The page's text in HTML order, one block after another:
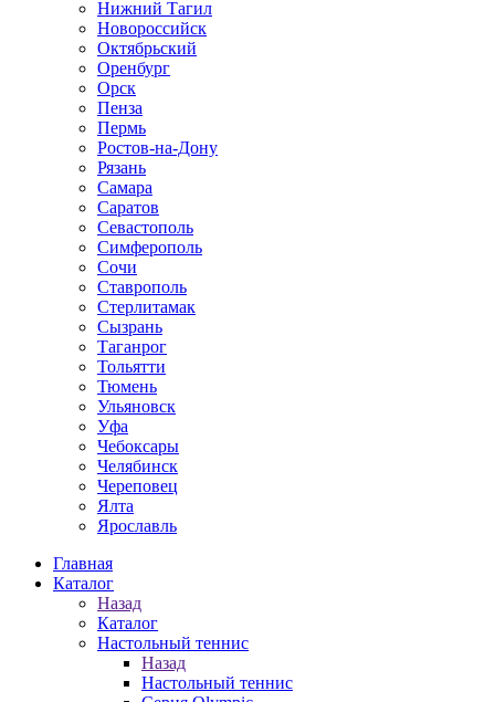
Нижний Тагил
Новороссийск
Октябрьский
Оренбург
Орск
Пенза
Пермь
Ростов-на-Дону
Рязань
Самара
Саратов
Севастополь
Симферополь
Сочи
Ставрополь
Стерлитамак
Сызрань
Таганрог
Тольятти
Тюмень
Ульяновск
Уфа
Чебоксары
Челябинск
Череповец
Ялта
Ярославль
Главная
Каталог
Назад
Каталог
Настольный теннис
Назад
Настольный теннис